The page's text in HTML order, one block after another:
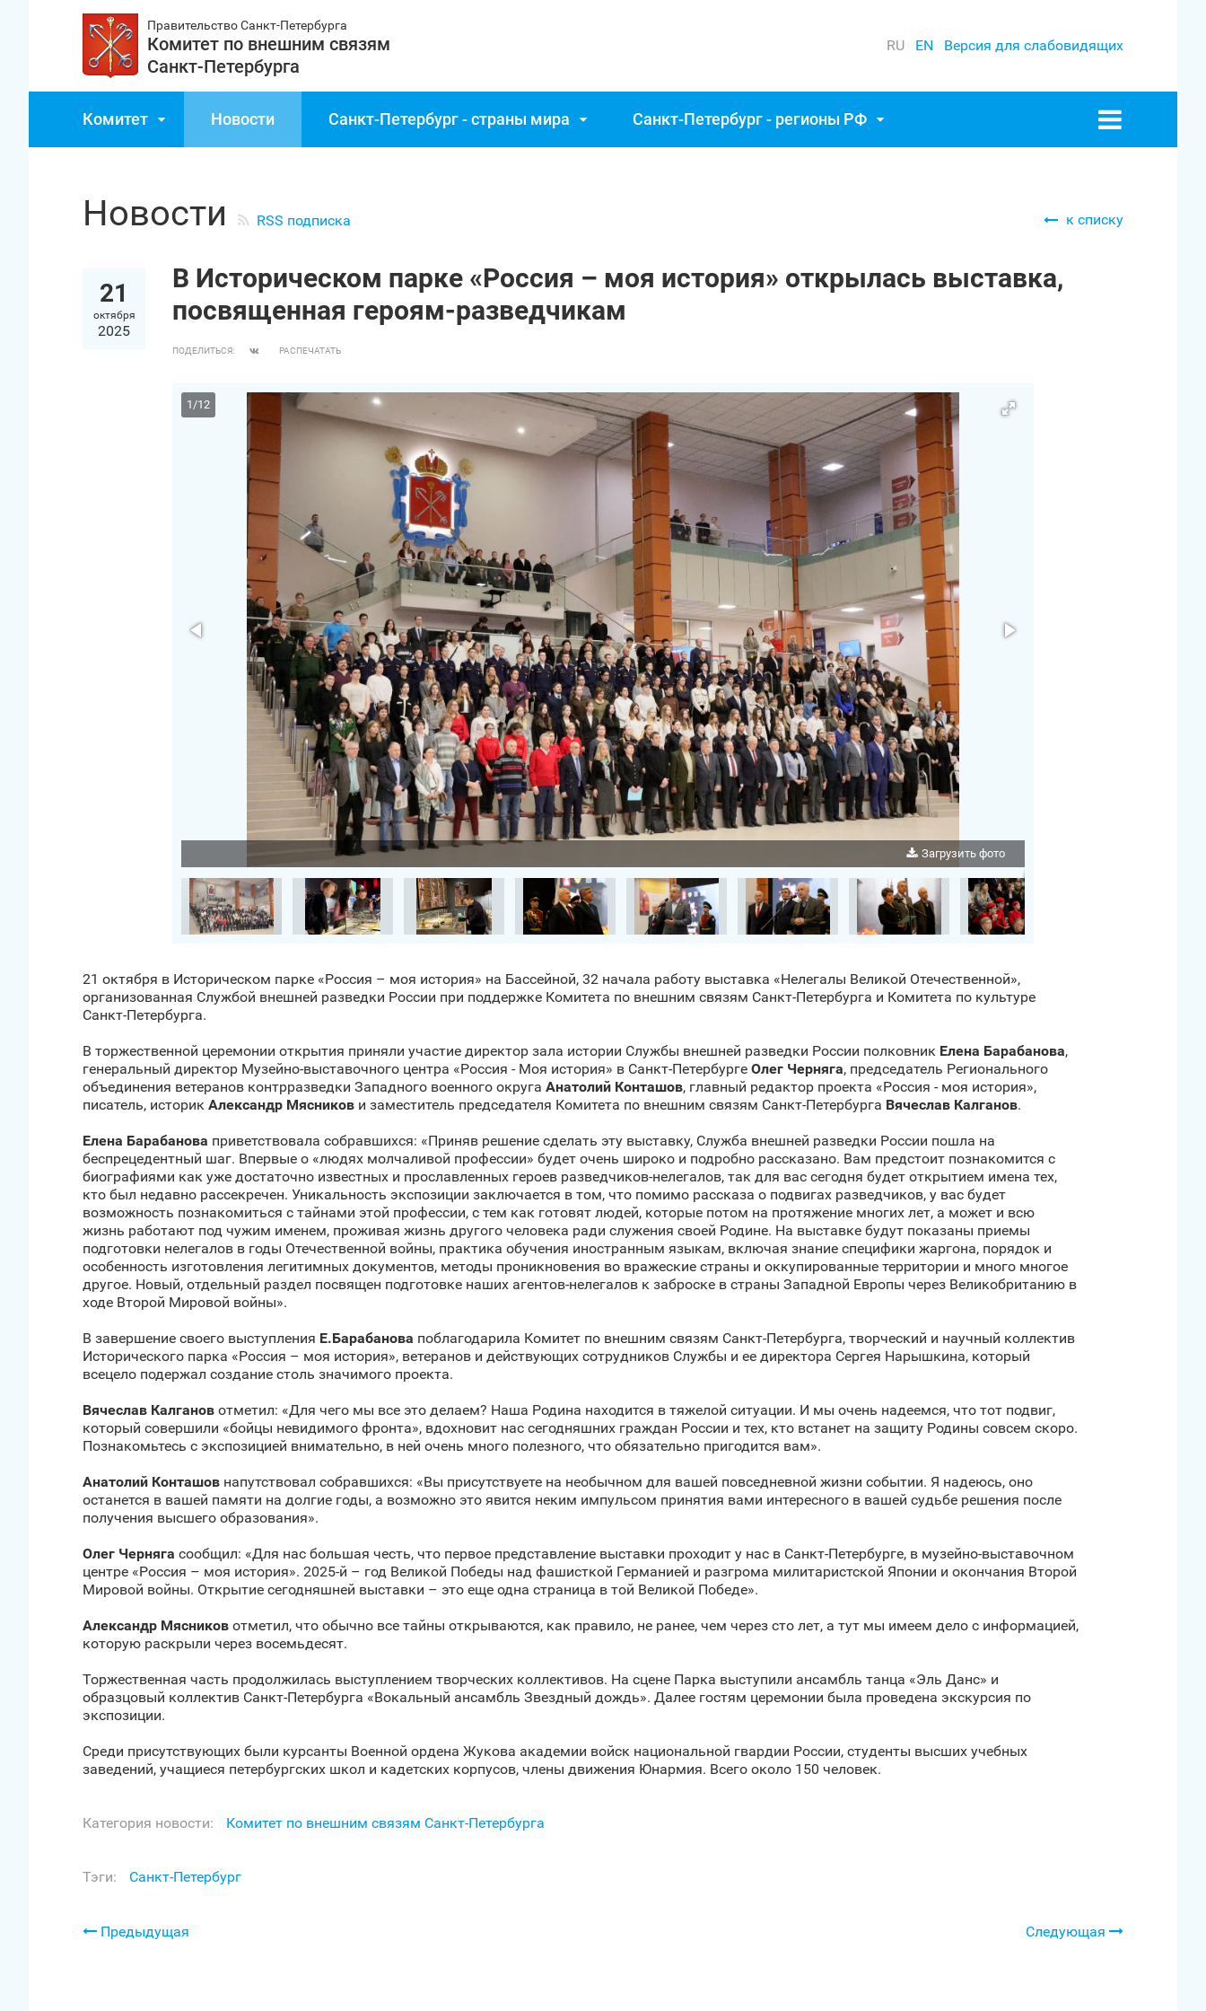
Правительство Санкт‑Петербурга
Комитет по внешним связям
Санкт‑Петербурга
RU EN Версия для слабовидящих
Комитет Новости Санкт‑Петербург - страны мира Санкт‑Петербург - регионы РФ
к списку
Новости RSS подписка
21
октября
2025
В Историческом парке «Россия – моя история» открылась выставка,
посвященная героям-разведчикам
ПОДЕЛИТЬСЯ: РАСПЕЧАТАТЬ
Загрузить фото
1/12
21 октября в Историческом парке «Россия – моя история» на Бассейной, 32 начала работу выставка «Нелегалы Великой Отечественной»,
организованная Службой внешней разведки России при поддержке Комитета по внешним связям Санкт‑Петербурга и Комитета по культуре
Санкт‑Петербурга.
В торжественной церемонии открытия приняли участие директор зала истории Службы внешней разведки России полковник Елена Барабанова,
генеральный директор Музейно-выставочного центра «Россия - Моя история» в Санкт‑Петербурге Олег Черняга, председатель Регионального
объединения ветеранов контрразведки Западного военного округа Анатолий Конташов, главный редактор проекта «Россия - моя история»,
писатель, историк Александр Мясников и заместитель председателя Комитета по внешним связям Санкт‑Петербурга Вячеслав Калганов.
Елена Барабанова приветствовала собравшихся: «Приняв решение сделать эту выставку, Служба внешней разведки России пошла на
беспрецедентный шаг. Впервые о «людях молчаливой профессии» будет очень широко и подробно рассказано. Вам предстоит познакомится с
биографиями как уже достаточно известных и прославленных героев разведчиков-нелегалов, так для вас сегодня будет открытием имена тех,
кто был недавно рассекречен. Уникальность экспозиции заключается в том, что помимо рассказа о подвигах разведчиков, у вас будет
возможность познакомиться с тайнами этой профессии, с тем как готовят людей, которые потом на протяжение многих лет, а может и всю
жизнь работают под чужим именем, проживая жизнь другого человека ради служения своей Родине. На выставке будут показаны приемы
подготовки нелегалов в годы Отечественной войны, практика обучения иностранным языкам, включая знание специфики жаргона, порядок и
особенность изготовления легитимных документов, методы проникновения во вражеские страны и оккупированные территории и много многое
другое. Новый, отдельный раздел посвящен подготовке наших агентов-нелегалов к заброске в страны Западной Европы через Великобританию в
ходе Второй Мировой войны».
В завершение своего выступления Е.Барабанова поблагодарила Комитет по внешним связям Санкт‑Петербурга, творческий и научный коллектив
Исторического парка «Россия – моя история», ветеранов и действующих сотрудников Службы и ее директора Сергея Нарышкина, который
всецело подержал создание столь значимого проекта.
Вячеслав Калганов отметил: «Для чего мы все это делаем? Наша Родина находится в тяжелой ситуации. И мы очень надеемся, что тот подвиг,
который совершили «бойцы невидимого фронта», вдохновит нас сегодняшних граждан России и тех, кто встанет на защиту Родины совсем скоро.
Познакомьтесь с экспозицией внимательно, в ней очень много полезного, что обязательно пригодится вам».
Анатолий Конташов напутствовал собравшихся: «Вы присутствуете на необычном для вашей повседневной жизни событии. Я надеюсь, оно
останется в вашей памяти на долгие годы, а возможно это явится неким импульсом принятия вами интересного в вашей судьбе решения после
получения высшего образования».
Олег Черняга сообщил: «Для нас большая честь, что первое представление выставки проходит у нас в Санкт‑Петербурге, в музейно-выставочном
центре «Россия – моя история». 2025-й – год Великой Победы над фашисткой Германией и разгрома милитаристской Японии и окончания Второй
Мировой войны. Открытие сегодняшней выставки – это еще одна страница в той Великой Победе».
Александр Мясников отметил, что обычно все тайны открываются, как правило, не ранее, чем через сто лет, а тут мы имеем дело с информацией,
которую раскрыли через восемьдесят.
Торжественная часть продолжилась выступлением творческих коллективов. На сцене Парка выступили ансамбль танца «Эль Данс» и
образцовый коллектив Санкт‑Петербурга «Вокальный ансамбль Звездный дождь». Далее гостям церемонии была проведена экскурсия по
экспозиции.
Среди присутствующих были курсанты Военной ордена Жукова академии войск национальной гвардии России, студенты высших учебных
заведений, учащиеся петербургских школ и кадетских корпусов, члены движения Юнармия. Всего около 150 человек.
Категория новости: Комитет по внешним связям Санкт‑Петербурга
Тэги: Санкт‑Петербург
Предыдущая Следующая